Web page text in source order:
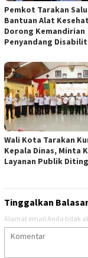
Pemkot Tarakan
Bantuan Alat
Dorong Kemandirian
Penyandang
Wali Kota Tarakan
Kepala Dinas, Minta
Layanan Publik
Tinggalkan
Alamat email Anda tidak